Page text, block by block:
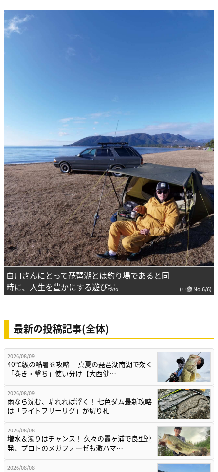
白川さんにとって琵琶湖とは釣り場であると同
時に、人生を豊かにする遊び場。
(画像 No.6/6)
最新の投稿記事(全体)
2026/08/09
40℃級の酷暑を攻略！ 真夏の琵琶湖南湖で効く
「巻き・撃ち」使い分け【大西健…
2026/08/09
雨なら沈む、晴れれば浮く！ 七色ダム最新攻略
は「ライトフリーリグ」が切り札
2026/08/08
増水＆濁りはチャンス！ 久々の霞ヶ浦で良型連
発、プロトのメガフォーゼも激ハマ…
2026/08/08